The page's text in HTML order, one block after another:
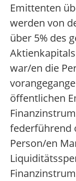
Emittenten
werden von
über 5% des
war/en die
öffentlichen
federführend
Person/en